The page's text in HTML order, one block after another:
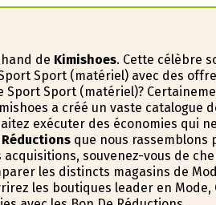
de Kimishoes. Cette célèbre
Sport (matériel) avec des
Sport Sport (matériel)?
a créé un vaste catalogue
exécuter des économies qui
Réductionsque nous rassemblons
souvenez-vous de
les distincts magasins de
les boutiques leader en